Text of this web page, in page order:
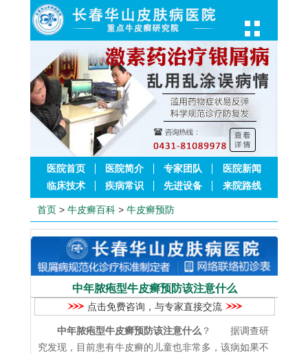
医院首页 医院简介 专家团队
医院新闻
临床技术
疾病常识 先进设备 来院路线
首页 > 牛皮癣百科 > 牛皮癣预防
中年脓疱型牛皮癣预防该注意什么
点击免费咨询，与专家直接交流
中年脓疱型牛皮癣预防该注意什么 ？ 据调查研
究发现，目前患有牛皮癣的儿童也非常多，该病如果不